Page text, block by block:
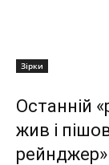
Зірки
Останній
жив і
рейнджер»